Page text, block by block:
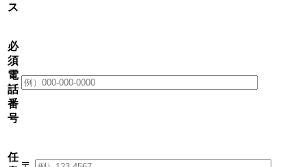
ス
必
須
電
話
番
号
任